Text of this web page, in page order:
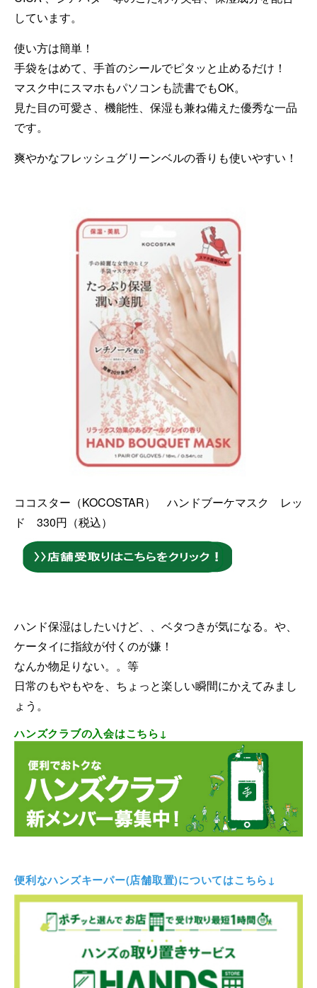
しています。
使い方は簡単！
手袋をはめて、手首のシールでピタッと止めるだけ！
マスク中にスマホもパソコンも読書でもOK。
見た目の可愛さ、機能性、保湿も兼ね備えた優秀な一品
です。
爽やかなフレッシュグリーンベルの香りも使いやすい！
ココスター（KOCOSTAR） ハンドブーケマスク レッ
ド 330円（税込）
ハンド保湿はしたいけど、、ベタつきが気になる。や、
ケータイに指紋が付くのが嫌！
なんか物足りない。。等
日常のもやもやを、ちょっと楽しい瞬間にかえてみまし
ょう。
ハンズクラブの入会はこちら↓
便利なハンズキーパー(店舗取置)についてはこちら↓